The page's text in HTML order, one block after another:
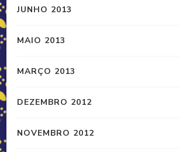
JUNHO 2013
MAIO 2013
MARÇO 2013
DEZEMBRO 2012
NOVEMBRO 2012